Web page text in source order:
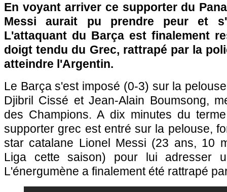
En voyant arriver ce supporter du
Messi aurait pu prendre peur et
L'attaquant du Barça est finalement
doigt tendu du Grec, rattrapé par la
atteindre l'Argentin.
Le Barça s'est imposé (0-3) sur la
Djibril Cissé et Jean-Alain Boumsong,
des Champions. A dix minutes du
supporter grec est entré sur la pelouse,
star catalane Lionel Messi (23 ans, 10
Liga cette saison) pour lui adresser
L'énergumène a finalement été rattrapé